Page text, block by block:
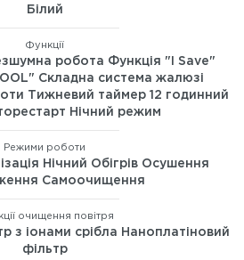
Білий
Функції
робота Функція "I Save"
Складна система жалюзі
Тижневий таймер 12 годинний
Нічний режим
Режими роботи
Нічний Обігрів Осушення
Самоочищення
очищення повітря
з іонами срібла Наноплатіновий
фільтр